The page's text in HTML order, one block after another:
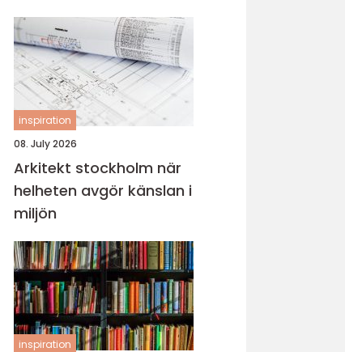
staden
inspiration
08. July 2026
Arkitekt stockholm när
helheten avgör känslan i
miljön
inspiration